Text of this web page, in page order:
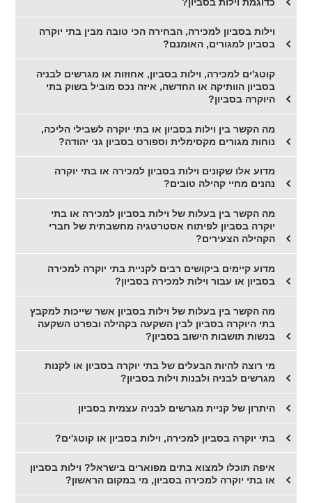
וילות בסביון למכירה, הבחירה הכי טובה מבין בתי יוקרה
בסביון למגורים, האומנם?
קוטג'ים למכירה, וילות בסביון, אחוזות או מגרשים לבניה
בסביון הוותיקה או החדשה, איזה נכס מוביל בשוק בתי
היוקרה בסביון?
מה הקשר בין וילות בסביון או בתי יוקרה לשבילי הליכה,
נוחות מגורים מקסימלית וספורט בסביון גני יהודה?
מדוע אלו שקונים וילות בסביון למכירה או בתי יוקרה
נהנים מחיי קהילה טובים?
מה הקשר בין בעלות של וילות בסביון למכירה או בתי
יוקרה בסביון לפיתוח אסטרטגיה מחשבתית של חברי
הקהילה הצעירים?
מדוע קיימים ביקושים רבים לקניית בתי יוקרה למכירה
בסביון או עבור וילות למכירה בסביון?
מה הקשר בין בעלות של וילות בסביון אשר שייכות למקבץ
בתי היוקרה בסביון לבין השקעה בקהילה ובפרט השקעה
בנשות תושבות הישוב בסביון?
מי רוצה להיות הבעלים של בתי יוקרה בסביון או לקנות
מגרשים לבניה ולבנות וילות בסביון?
היתרון של קניית מגרשים לבניה עצמית בסביון
בתי יוקרה בסביון למכירה, וילות בסביון או קוטג'ים?
איפה תוכלו למצוא בתים מפוארים בישראל? וילות בסביון
או בתי יוקרה למכירה בסביון, מי במקום הראשון?